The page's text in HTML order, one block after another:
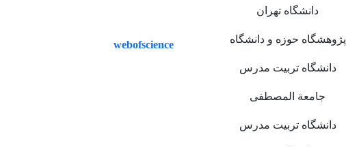
دانشگاه تهران
پژوهشگاه حوزه و دانشگاه webofscience
دانشگاه تربیت مدرس
جامعة المصطفی
دانشگاه تربیت مدرس